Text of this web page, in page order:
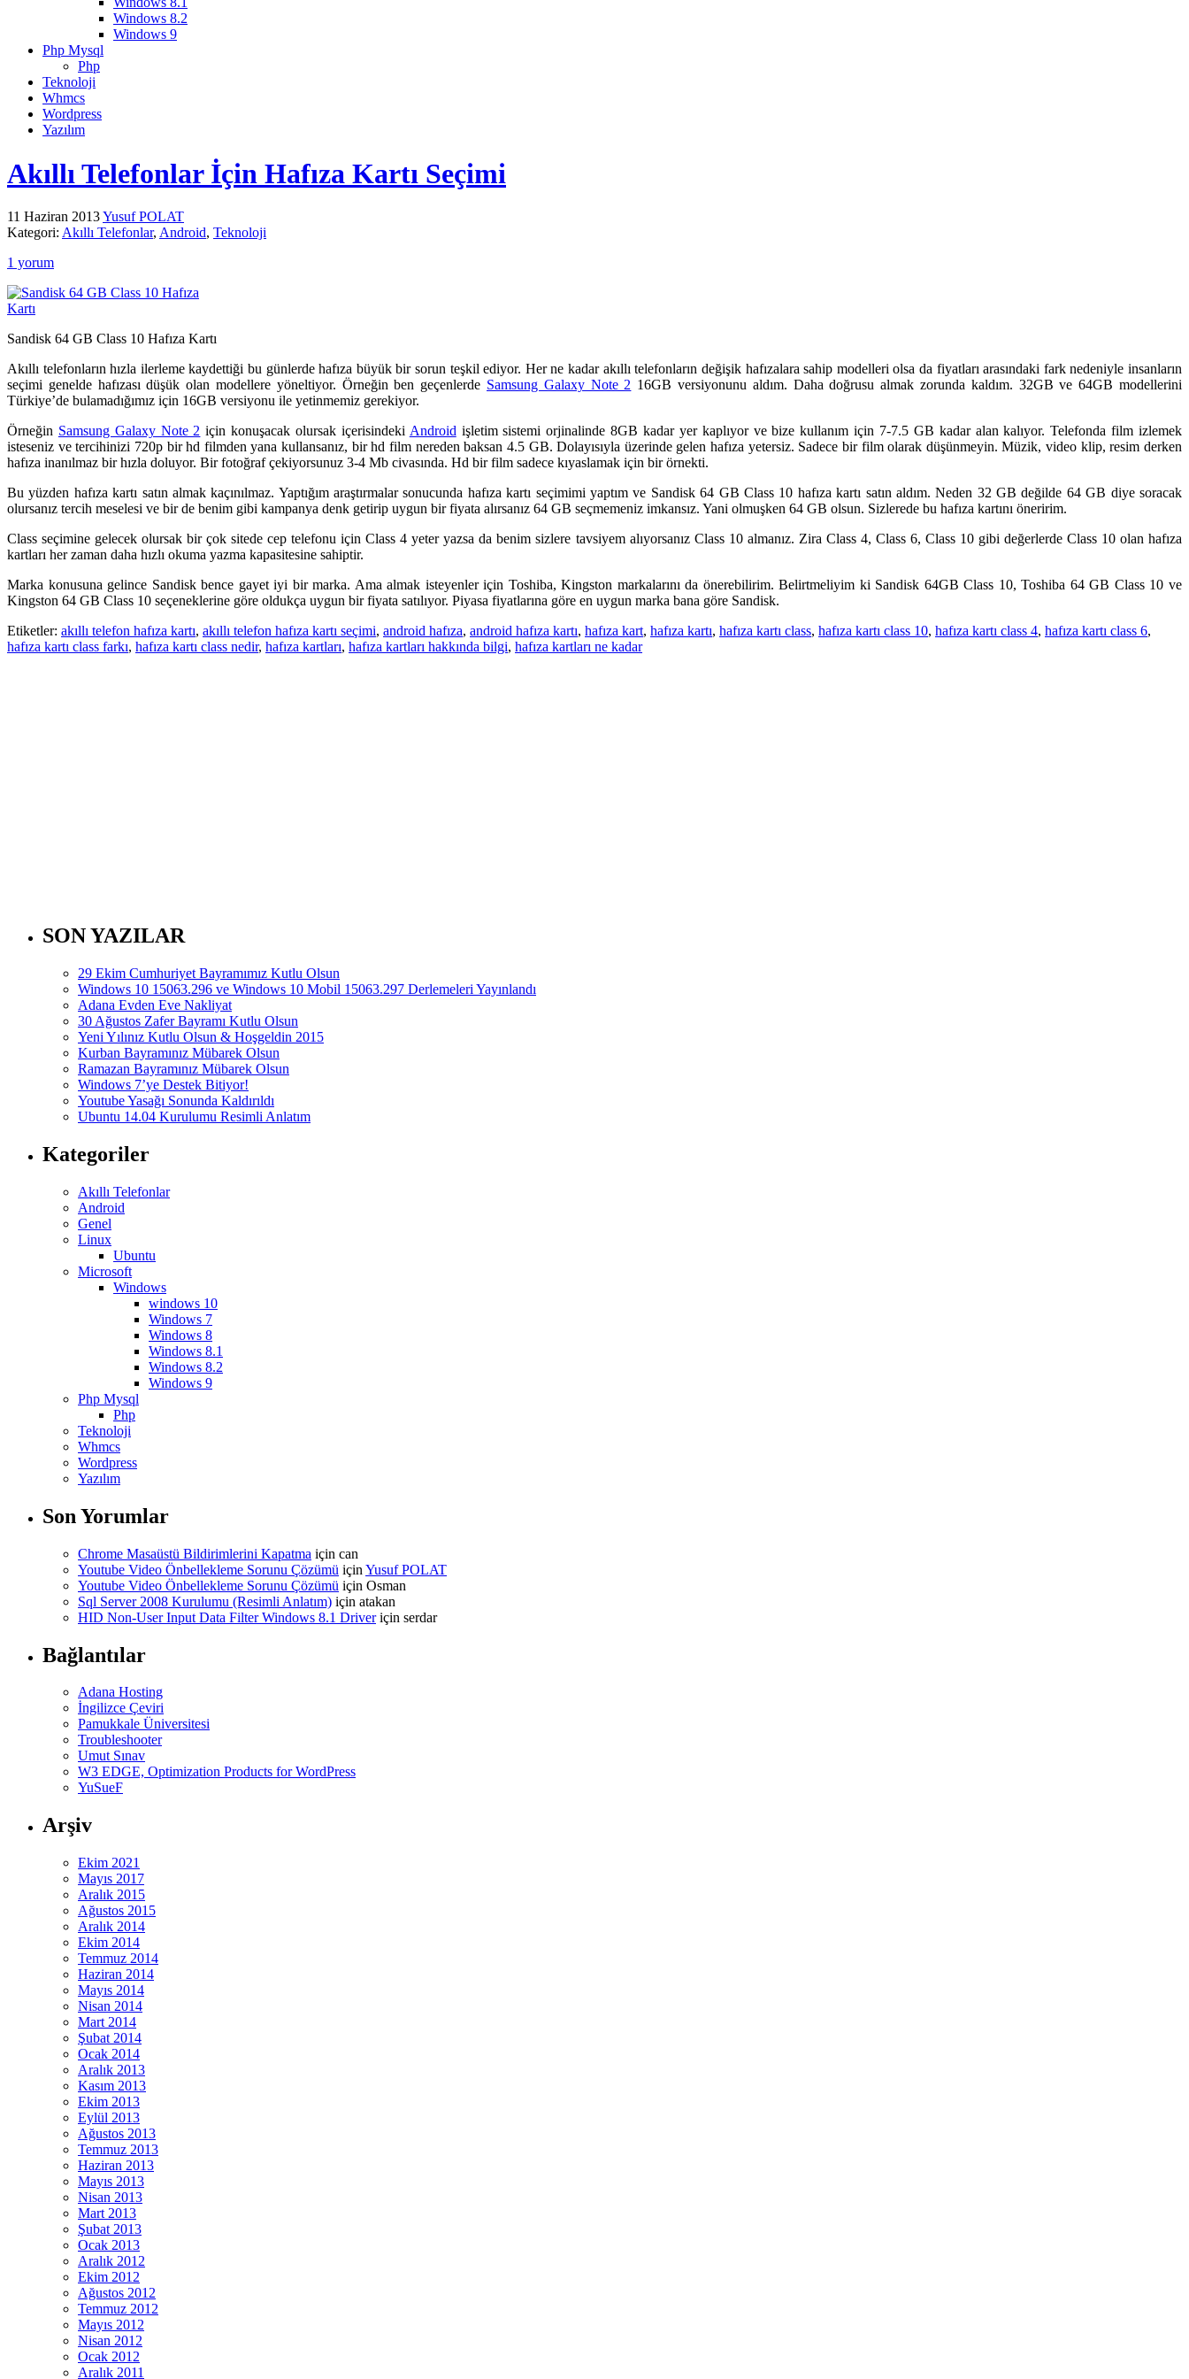
Windows 8.2
Windows 9
Php Mysql
Php
Teknoloji
Whmcs
Wordpress
Yazılım
Akıllı Telefonlar İçin Hafıza Kartı Seçimi
11 Haziran 2013Yusuf POLAT
Kategori: Akıllı Telefonlar, Android, Teknoloji
1 yorum
Sandisk 64 GB Class 10 Hafıza Kartı
Akıllı telefonların hızla ilerleme kaydettiği bu günlerde hafıza büyük bir sorun teşkil ediyor. Her ne kadar akıllı telefonların değişik hafızalara sahip modelleri olsa da fiyatları arasındaki fark nedeniyle insanların
seçimi genelde hafızası düşük olan modellere yöneltiyor. Örneğin ben geçenlerde Samsung Galaxy Note 2 16GB versiyonunu aldım. Daha doğrusu almak zorunda kaldım. 32GB ve 64GB modellerini
Türkiye’de bulamadığımız için 16GB versiyonu ile yetinmemiz gerekiyor.
Örneğin Samsung Galaxy Note 2 için konuşacak olursak içerisindeki Android işletim sistemi orjinalinde 8GB kadar yer kaplıyor ve bize kullanım için 7-7.5 GB kadar alan kalıyor. Telefonda film izlemek
isteseniz ve tercihinizi 720p bir hd filmden yana kullansanız, bir hd film nereden baksan 4.5 GB. Dolayısıyla üzerinde gelen hafıza yetersiz. Sadece bir film olarak düşünmeyin. Müzik, video klip, resim derken
hafıza inanılmaz bir hızla doluyor. Bir fotoğraf çekiyorsunuz 3-4 Mb civasında. Hd bir film sadece kıyaslamak için bir örnekti.
Bu yüzden hafıza kartı satın almak kaçınılmaz. Yaptığım araştırmalar sonucunda hafıza kartı seçimimi yaptım ve Sandisk 64 GB Class 10 hafıza kartı satın aldım. Neden 32 GB değilde 64 GB diye soracak
olursanız tercih meselesi ve bir de benim gibi kampanya denk getirip uygun bir fiyata alırsanız 64 GB seçmemeniz imkansız. Yani olmuşken 64 GB olsun. Sizlerede bu hafıza kartını öneririm.
Class seçimine gelecek olursak bir çok sitede cep telefonu için Class 4 yeter yazsa da benim sizlere tavsiyem alıyorsanız Class 10 almanız. Zira Class 4, Class 6, Class 10 gibi değerlerde Class 10 olan hafıza
kartları her zaman daha hızlı okuma yazma kapasitesine sahiptir.
Marka konusuna gelince Sandisk bence gayet iyi bir marka. Ama almak isteyenler için Toshiba, Kingston markalarını da önerebilirim. Belirtmeliyim ki Sandisk 64GB Class 10, Toshiba 64 GB Class 10 ve
Kingston 64 GB Class 10 seçeneklerine göre oldukça uygun bir fiyata satılıyor. Piyasa fiyatlarına göre en uygun marka bana göre Sandisk.
Etiketler: akıllı telefon hafıza kartı, akıllı telefon hafıza kartı seçimi, android hafıza, android hafıza kartı, hafıza kart, hafıza kartı, hafıza kartı class, hafıza kartı class 10, hafıza kartı class 4, hafıza kartı class 6,
hafıza kartı class farkı, hafıza kartı class nedir, hafıza kartları, hafıza kartları hakkında bilgi, hafıza kartları ne kadar
SON YAZILAR
29 Ekim Cumhuriyet Bayramımız Kutlu Olsun
Windows 10 15063.296 ve Windows 10 Mobil 15063.297 Derlemeleri Yayınlandı
Adana Evden Eve Nakliyat
30 Ağustos Zafer Bayramı Kutlu Olsun
Yeni Yılınız Kutlu Olsun & Hoşgeldin 2015
Kurban Bayramınız Mübarek Olsun
Ramazan Bayramınız Mübarek Olsun
Windows 7’ye Destek Bitiyor!
Youtube Yasağı Sonunda Kaldırıldı
Ubuntu 14.04 Kurulumu Resimli Anlatım
Kategoriler
Akıllı Telefonlar
Android
Genel
Linux
Ubuntu
Microsoft
Windows
windows 10
Windows 7
Windows 8
Windows 8.1
Windows 8.2
Windows 9
Php Mysql
Php
Teknoloji
Whmcs
Wordpress
Yazılım
Son Yorumlar
Chrome Masaüstü Bildirimlerini Kapatma için can
Youtube Video Önbellekleme Sorunu Çözümü için Yusuf POLAT
Youtube Video Önbellekleme Sorunu Çözümü için Osman
Sql Server 2008 Kurulumu (Resimli Anlatım) için atakan
HID Non-User Input Data Filter Windows 8.1 Driveriçin serdar
Bağlantılar
Adana Hosting
İngilizce Çeviri
Pamukkale Üniversitesi
Troubleshooter
Umut Sınav
W3 EDGE, Optimization Products for WordPress
YuSueF
Arşiv
Ekim 2021
Mayıs 2017
Aralık 2015
Ağustos 2015
Aralık 2014
Ekim 2014
Temmuz 2014
Haziran 2014
Mayıs 2014
Nisan 2014
Mart 2014
Şubat 2014
Ocak 2014
Aralık 2013
Kasım 2013
Ekim 2013
Eylül 2013
Ağustos 2013
Temmuz 2013
Haziran 2013
Mayıs 2013
Nisan 2013
Mart 2013
Şubat 2013
Ocak 2013
Aralık 2012
Ekim 2012
Ağustos 2012
Temmuz 2012
Mayıs 2012
Nisan 2012
Ocak 2012
Aralık 2011